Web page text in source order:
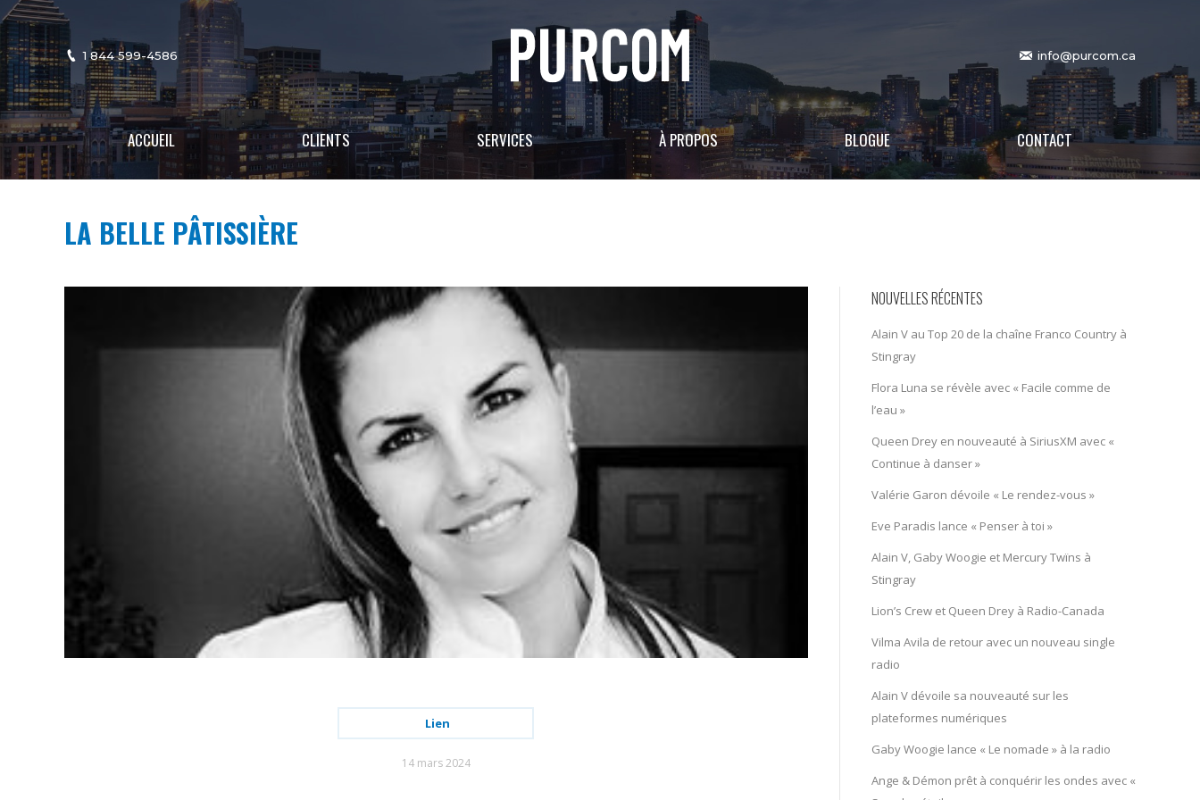
1 844 599-4586 info@purcom.ca
ACCUEIL CLIENTS SERVICES À PROPOS BLOGUE CONTACT
LA BELLE PÂTISSIÈRE
Lien
14 mars 2024
NOUVELLES RÉCENTES
Alain V au Top 20 de la chaîne Franco Country à
Stingray
Flora Luna se révèle avec « Facile comme de
l’eau »
Queen Drey en nouveauté à SiriusXM avec «
Continue à danser »
Valérie Garon dévoile « Le rendez-vous »
Eve Paradis lance « Penser à toi »
Alain V, Gaby Woogie et Mercury Twïns à
Stingray
Lion’s Crew et Queen Drey à Radio-Canada
Vilma Avila de retour avec un nouveau single
radio
Alain V dévoile sa nouveauté sur les
plateformes numériques
Gaby Woogie lance « Le nomade » à la radio
Ange & Démon prêt à conquérir les ondes avec «